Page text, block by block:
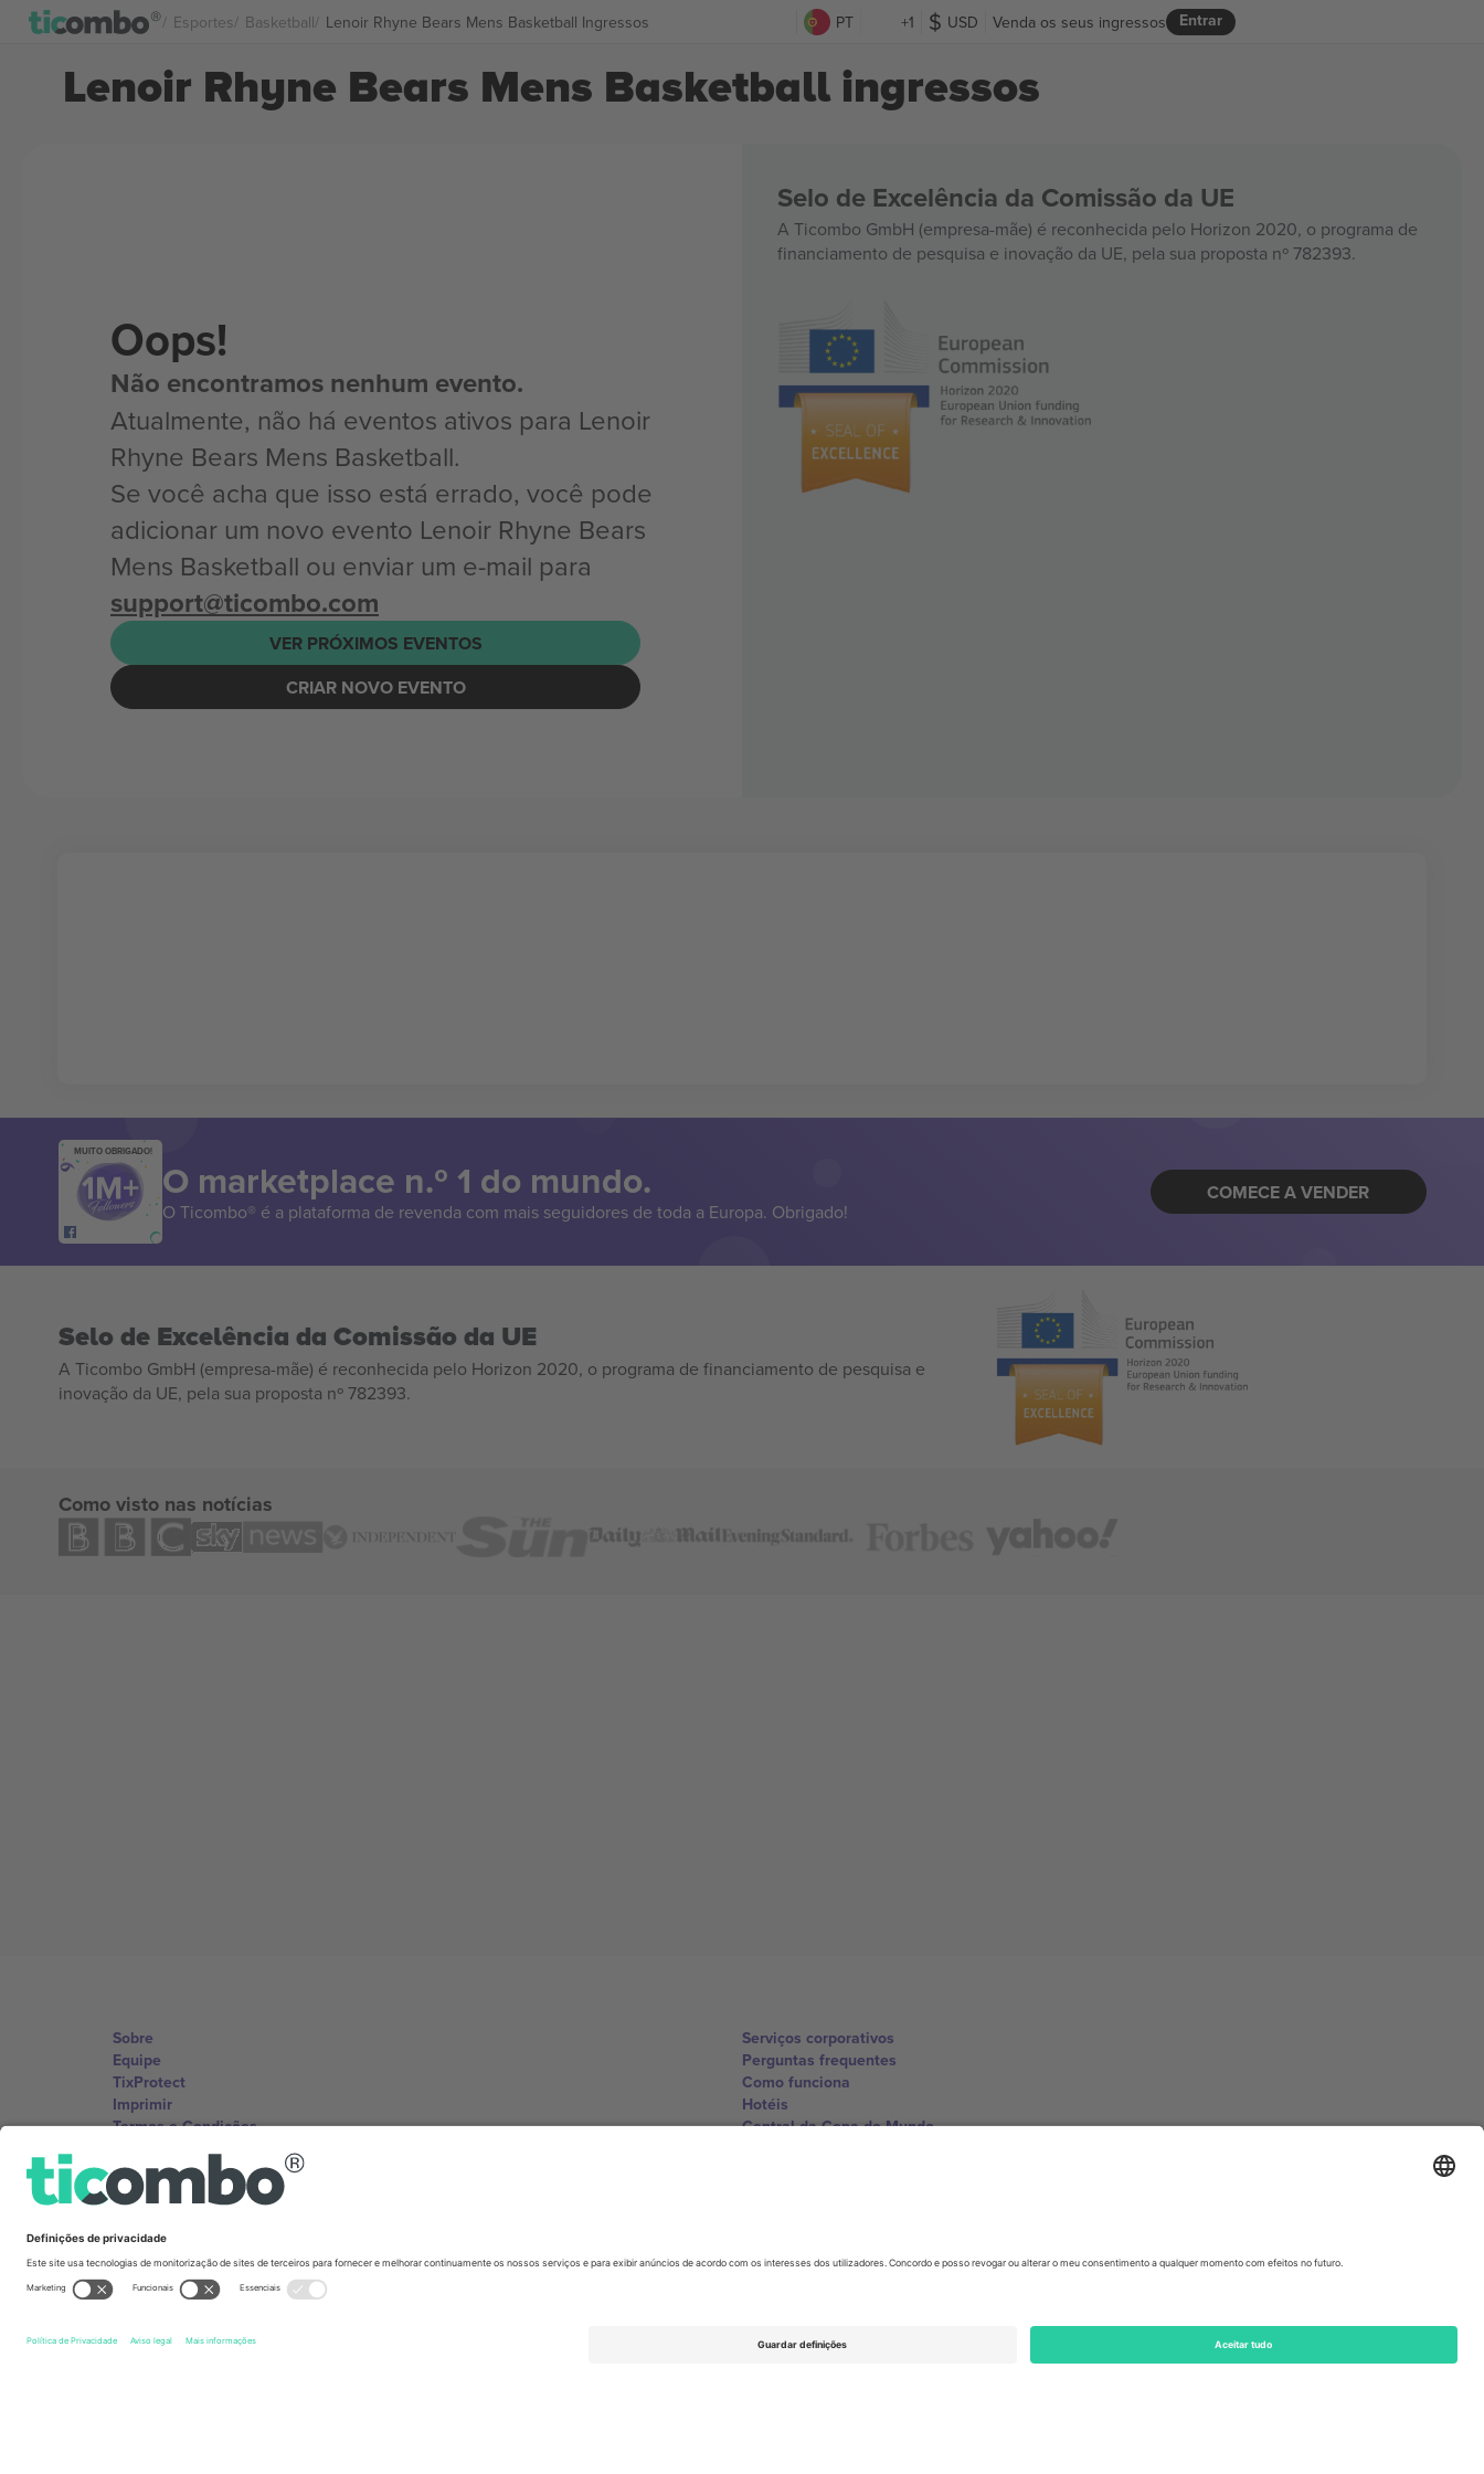
Esportes Basketball Lenoir Rhyne Bears Mens Basketball Ingressos PT +1 USD Entrar
Venda os seus ingressos
Lenoir Rhyne Bears Mens Basketball ingressos
Oops!
Não encontramos nenhum evento.
Atualmente, não há eventos ativos para Lenoir
Rhyne Bears Mens Basketball.
Se você acha que isso está errado, você pode
adicionar um novo evento Lenoir Rhyne Bears
Mens Basketball ou enviar um e-mail para
support@ticombo.com
VER PRÓXIMOS EVENTOS
CRIAR NOVO EVENTO
Selo de Excelência da Comissão da UE
A Ticombo GmbH (empresa-mãe) é reconhecida pelo Horizon 2020, o programa de
financiamento de pesquisa e inovação da UE, pela sua proposta nº 782393.
MUITO OBRIGADO!
O marketplace n.º 1 do mundo.
O Ticombo® é a plataforma de revenda com mais seguidores de toda a Europa. Obrigado!
COMECE A VENDER
Selo de Excelência da Comissão da UE
A Ticombo GmbH (empresa-mãe) é reconhecida pelo Horizon 2020, o programa de financiamento de pesquisa e
inovação da UE, pela sua proposta nº 782393.
Como visto nas notícias
Sobre
Equipe
TixProtect
Imprimir
Termos e Condições
Programa de afiliados
Serviços corporativos
Perguntas frequentes
Como funciona
Hotéis
Central da Copa do Mundo